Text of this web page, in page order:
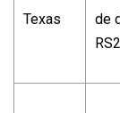
Texas
de